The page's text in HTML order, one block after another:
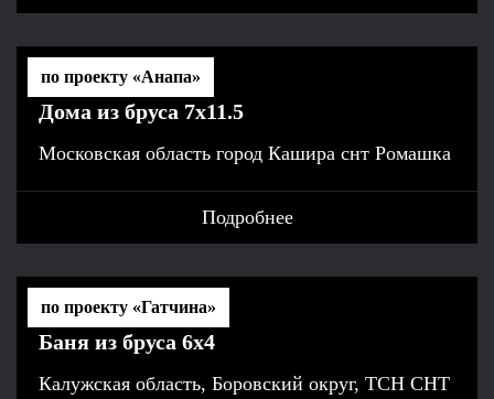
Дома из бруса 7х11.5
Московская область город Кашира снт Ромашка
Подробнее
по проекту «Анапа»
Баня из бруса 6х4
Калужская область, Боровский округ, ТСН СНТ
по проекту «Гатчина»